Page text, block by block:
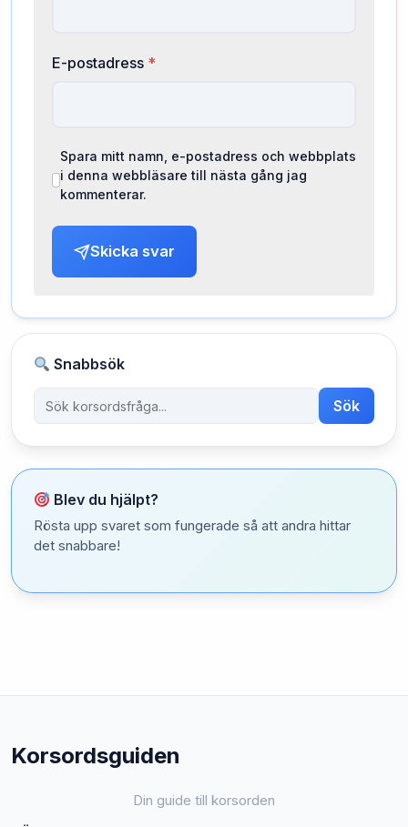
E-postadress *
Spara mitt namn, e-postadress och webbplats
i denna webbläsare till nästa gång jag
kommenterar.
Skicka svar
Snabbsök
Sök
Blev du hjälpt?
Rösta upp svaret som fungerade så att andra hittar
det snabbare!
Korsordsguiden
Din guide till korsorden